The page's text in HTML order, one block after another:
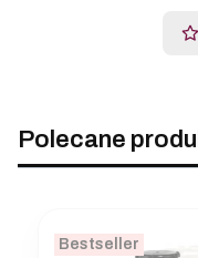
Polecane
Bestseller